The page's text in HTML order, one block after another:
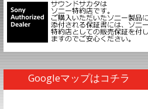
Googleマップはコチラ